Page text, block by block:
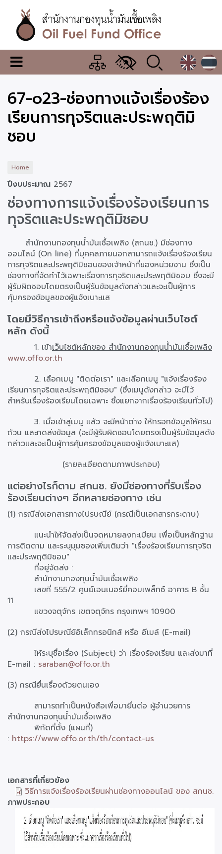
content
สำนักงาน
กองทุน
น้ำมัน
เชื้อ
เพลิง
เมนู
เปลี่ยน
แสดง
ผล
67-o23-ช่องทางแจ้งเรื่องร้อง
เรียนการทุจริตและประพฤติมิ
ชอบ
Home
ปีงบประมาณ 2567
ช่องทางการแจ้งเรื่องร้องเรียนการ
ทุจริตและประพฤติมิชอบ
สำนักงานกองทุนน้ำมันเชื้อเพลิง (สกนช.) มีช่องทาง
ออนไลน์ (On line) ที่บุคคลภายนอกสามารถแจ้งเรื่องร้องเรียน
การทุจริตและประพฤติมิชอบของเจ้าหน้าที่ของหน่วยงาน ซึ่งเป็น
ช่องทางที่จัดทำไว้เฉพาะเรื่องการทุจริตและประพฤติมิชอบ ซึ่งจะมี
ผู้รับผิดชอบโดยตรงเป็นผู้รับข้อมูลดังกล่าวและจะเป็นผู้การ
คุ้มครองข้อมูลของผู้แจ้งเบาะแส
โดยมีวิธีการเข้าถึงหรือแจ้งข้อมูลผ่านเว็บไซต์
หลัก ดังนี้
1. เข้าเว็บไซต์หลักของ สำนักงานกองทุนน้ำมันเชื้อเพลิง
www.offo.or.th
2. เลือกเมนู "ติดต่อเรา" และเลือกเมนู "แจ้งเรื่องร้อง
เรียนการทุจริตและประพฤติมิชอบ" (ซึ่งเมนูดังกล่าว จะมีไว้
สำหรับเรื่องร้องเรียนโดยเฉพาะ ซึ่งแยกจากเรื่องร้องเรียนทั่วไป)
3. เมื่อเข้าสู่เมนู แล้ว จะมีหน้าต่าง ให้กรอกข้อมูลให้ครบ
ถ้วน และกดส่งข้อมูล (จะมีผู้รับผิดชอบโดยตรงเป็นผู้รับข้อมูลดัง
กล่าวและจะเป็นผู้การคุ้มครองข้อมูลของผู้แจ้งเบาะแส)
(รายละเอียดตามภาพประกอบ)
แต่อย่างไรก็ตาม สกนช. ยังมีช่องทางที่รับเรื่อง
ร้องเรียนต่างๆ อีกหลายช่องทาง เช่น
(1) กรณีส่งเอกสารทางไปรษณีย์ (กรณีเป็นเอกสารกระดาษ)
แนะนำให้จัดส่งเป็นจดหมายลงทะเบียน เพื่อเป็นหลักฐาน
การติดตาม และระบุมุมซองเพิ่มเติมว่า "เรื่องร้องเรียนการทุจริต
และประพฤติมิชอบ"
ที่อยู่จัดส่ง :
สำนักงานกองทุนน้ำมันเชื้อเพลิง
เลขที่ 555/2 ศูนย์เอนเนอร์ยี่คอมเพล็กซ์ อาคาร B ชั้น
11
แขวงจตุจักร เขตจตุจักร กรุงเทพฯ 10900
(2) กรณีส่งไปรษณีย์อิเล็กทรอนิกส์ หรือ อีเมล์ (E-mail)
ให้ระบุชื่อเรื่อง (Subject) ว่า เรื่องร้องเรียน และส่งมาที่
E-mail : saraban@offo.or.th
(3) กรณียื่นเรื่องด้วยตนเอง
สามารถทำเป็นหนังสือเพื่อมายื่นต่อ ผู้อำนวยการ
สำนักงานกองทุนน้ำมันเชื้อเพลิง
พิกัดที่ตั้ง (แผนที่)
: https://www.offo.or.th/th/contact-us
เอกสารที่เกี่ยวข้อง
วิธีการแจ้งเรื่องร้องเรียนผ่านช่องทางออนไลน์ ของ สกนช.
ภาพประกอบ